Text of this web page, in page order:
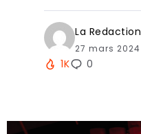
La Redaction
27 mars 2024
1K 0